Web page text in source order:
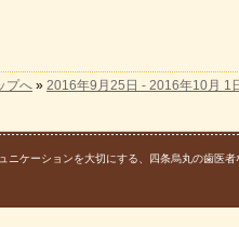
プへ » 2016年9月25日 - 2016年10月 1
ニケーションを大切にする、四条烏丸の歯医